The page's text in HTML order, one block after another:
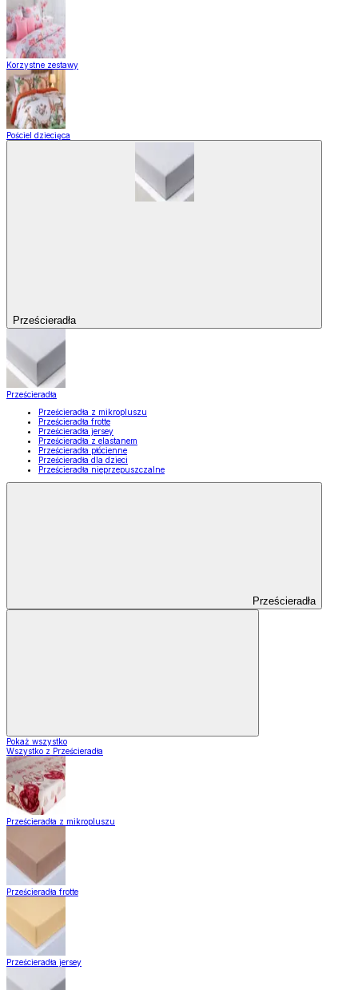
Korzystne zestawy
Pościel dziecięca
Prześcieradła
Prześcieradła
Prześcieradła z mikropluszu
Prześcieradła frotte
Prześcieradła jersey
Prześcieradła z elastanem
Prześcieradła płócienne
Prześcieradła dla dzieci
Prześcieradła nieprzepuszczalne
Prześcieradła
Pokaż wszystko
Wszystko z Prześcieradła
Prześcieradła z mikropluszu
Prześcieradła frotte
Prześcieradła jersey